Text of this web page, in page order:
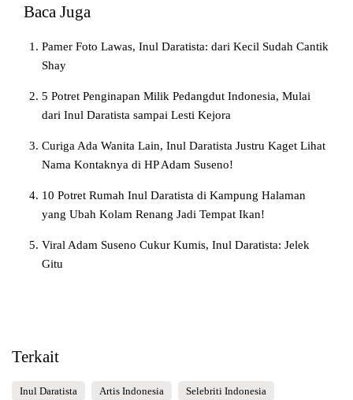
Baca Juga
Pamer Foto Lawas, Inul Daratista: dari Kecil Sudah Cantik
Shay
5 Potret Penginapan Milik Pedangdut Indonesia, Mulai
dari Inul Daratista sampai Lesti Kejora
Curiga Ada Wanita Lain, Inul Daratista Justru Kaget Lihat
Nama Kontaknya di HP Adam Suseno!
10 Potret Rumah Inul Daratista di Kampung Halaman
yang Ubah Kolam Renang Jadi Tempat Ikan!
Viral Adam Suseno Cukur Kumis, Inul Daratista: Jelek
Gitu
Terkait
Inul Daratista Artis Indonesia Selebriti Indonesia